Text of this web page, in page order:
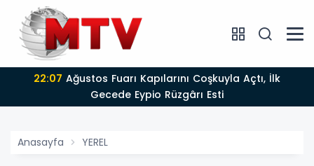
22:07
Gecede Eypio Rüzgârı Esti
Anasayfa YEREL